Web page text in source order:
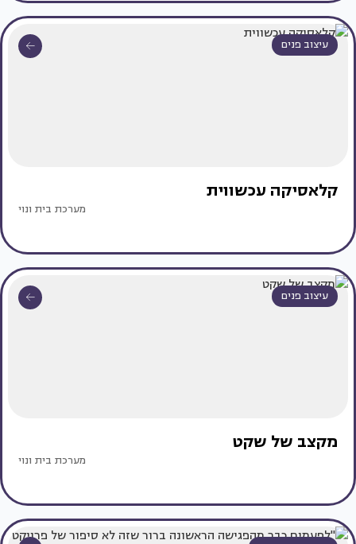
עיצוב פנים
קלאסיקה עכשווית
מערכת בית ונוי
עיצוב פנים
מקצב של שקט
מערכת בית ונוי